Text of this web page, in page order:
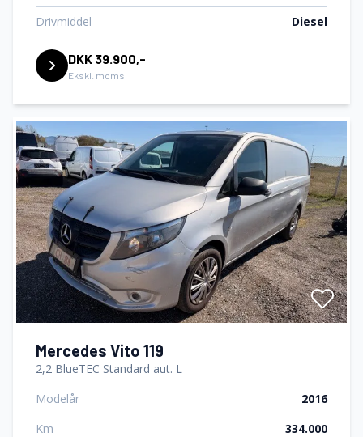
Drivmiddel
Diesel
DKK 39.900,-
Ekskl. moms
Mercedes Vito 119
2,2 BlueTEC Standard aut. L
Modelår
2016
Km
334.000